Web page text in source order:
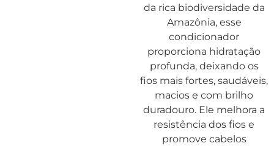
da rica biodiversidade da
Amazônia, esse
condicionador
proporciona hidratação
profunda, deixando os
fios mais fortes, saudáveis,
macios e com brilho
duradouro. Ele melhora a
resistência dos fios e
promove cabelos